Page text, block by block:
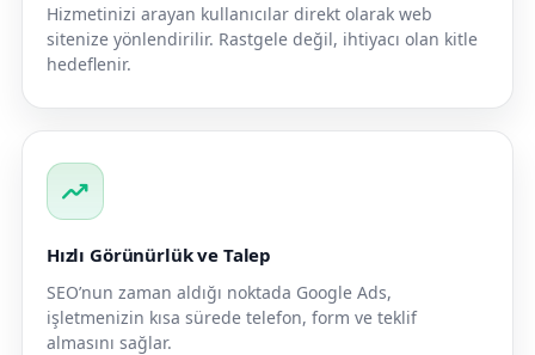
Hizmetinizi arayan kullanıcılar direkt olarak web
sitenize yönlendirilir. Rastgele değil, ihtiyacı olan kitle
hedeflenir.
trending_up
Hızlı Görünürlük ve Talep
SEO’nun zaman aldığı noktada Google Ads,
işletmenizin kısa sürede telefon, form ve teklif
almasını sağlar.